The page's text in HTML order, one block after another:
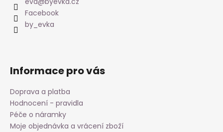
Facebook
by_evka
Informace pro vás
Doprava a platba
Hodnocení - pravidla
Péče o náramky
Moje objednávka a vrácení zboží